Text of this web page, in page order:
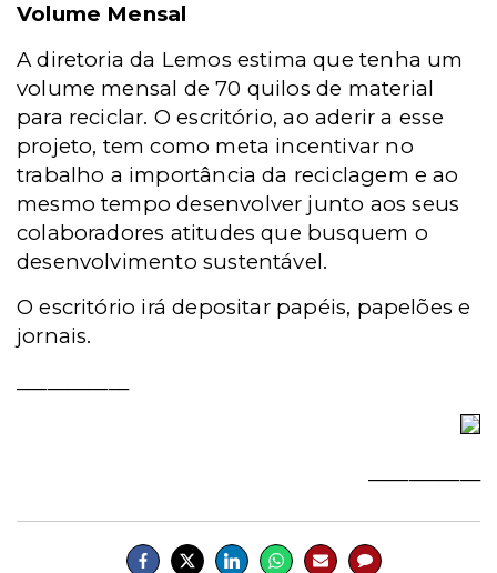
Volume Mensal
A diretoria da Lemos estima que tenha um
volume mensal de 70 quilos de material
para reciclar. O escritório, ao aderir a esse
projeto, tem como meta incentivar no
trabalho a importância da reciclagem e ao
mesmo tempo desenvolver junto aos seus
colaboradores atitudes que busquem o
desenvolvimento sustentável.
O escritório irá depositar papéis, papelões e
jornais.